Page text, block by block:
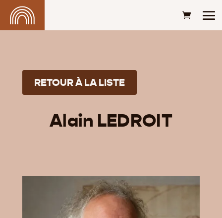
RETOUR À LA LISTE
Alain LEDROIT